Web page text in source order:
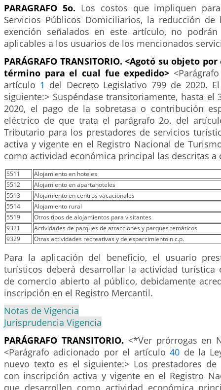
PARAGRAFO 5o. Los costos que impliquen
Servicios Públicos Domiciliarios, la reducción de
exención señalados en este artículo, no
aplicables a los usuarios de los mencionados
PARÁGRAFO TRANSITORIO. <Agotó su objeto
término para el cual fue expedido>
artículo 1 del Decreto Legislativo 799 de 2020.
siguiente:> Suspéndase transitoriamente, hasta el
2020, el pago de la sobretasa o contribución
eléctrico de que trata el parágrafo 2o. del
Tributario para los prestadores de servicios
activa y vigente en el Registro Nacional de
como actividad económica principal las descritas a
5511
Alojamiento en hoteles
5512
Alojamiento en apartahoteles
5513
Alojamiento en centros vacacionales
5514
Alojamiento rural
5519
Otros tipos de alojamientos para visitantes
9321
Actividades de parques de atracciones y parques temáticos
9329
Otras actividades recreativas y de esparcimiento n.c.p.
Para la aplicación del beneficio, el usuario
turísticos deberá desarrollar la actividad turística
de comercio abierto al público, debidamente
inscripción en el Registro Mercantil.
Notas de Vigencia
Jurisprudencia Vigencia
PARÁGRAFO TRANSITORIO. <*Ver prórrogas en
<Parágrafo adicionado por el artículo40 de la
nuevo texto es el siguiente:> Los prestadores
con inscripción activa y vigente en el Registro
que desarrollen como actividad económica